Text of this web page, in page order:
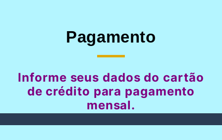
Pagamento
Informe seus dados do cartão
de crédito para pagamento
mensal.